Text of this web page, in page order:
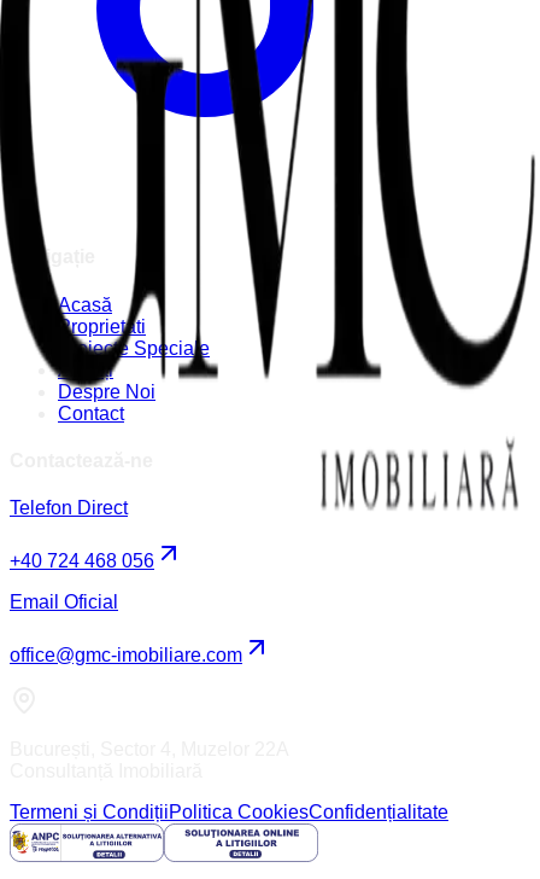
Navigație
Acasă
Proprietati
Proiecte Speciale
Agenți
Despre Noi
Contact
Telefon Direct
+40 724 468 056
Email Oficial
office@gmc-imobiliare.com
Termeni și CondițiiPolitica CookiesConfidențialitate